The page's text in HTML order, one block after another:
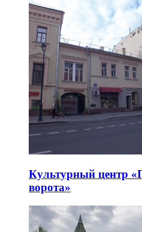
Культурный центр
ворота»